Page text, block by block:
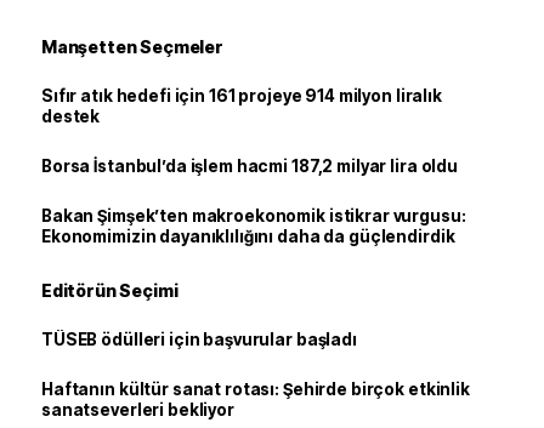
Manşetten Seçmeler
Sıfır atık hedefi için 161 projeye 914 milyon liralık
destek
Borsa İstanbul’da işlem hacmi 187,2 milyar lira oldu
Bakan Şimşek’ten makroekonomik istikrar vurgusu:
Ekonomimizin dayanıklılığını daha da güçlendirdik
Editörün Seçimi
TÜSEB ödülleri için başvurular başladı
Haftanın kültür sanat rotası: Şehirde birçok etkinlik
sanatseverleri bekliyor